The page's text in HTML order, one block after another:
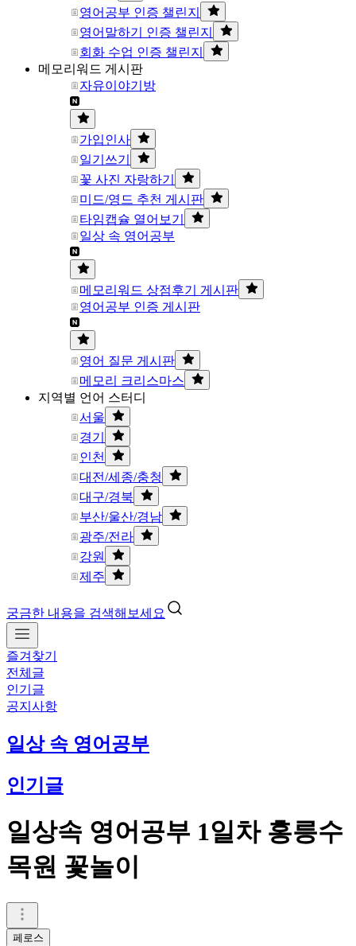
영어공부 인증 챌린지
영어말하기 인증 챌린지
회화 수업 인증 챌린지
메모리워드 게시판
자유이야기방
가입인사
일기쓰기
꽃 사진 자랑하기
미드/영드 추천 게시판
타임캡슐 열어보기
일상 속 영어공부
메모리워드 상점후기 게시판
영어공부 인증 게시판
영어 질문 게시판
메모리 크리스마스
지역별 언어 스터디
서울
경기
인천
대전/세종/충청
대구/경북
부산/울산/경남
광주/전라
강원
제주
궁금한 내용을 검색해보세요
즐겨찾기
전체글
인기글
공지사항
일상 속 영어공부
인기글
일상속 영어공부 1일차 홍릉수
목원 꽃놀이
페로스